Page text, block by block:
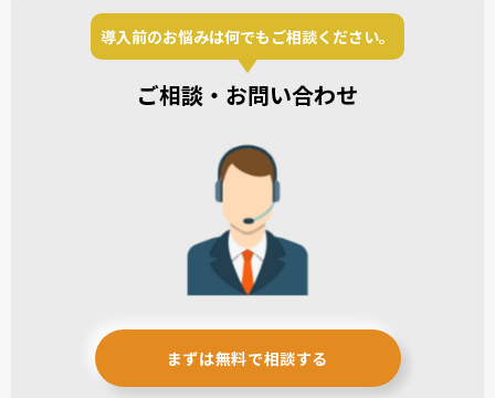
導入前のお悩みは何でもご相談ください。
ご相談・お問い合わせ
まずは無料で相談する